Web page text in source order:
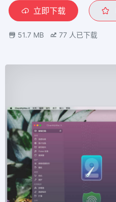
立即下载
51.7 MB 77 人已下载